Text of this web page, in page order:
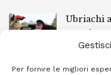
Per fornire le migliori
Ubriachi
arresto:
Pozzallo